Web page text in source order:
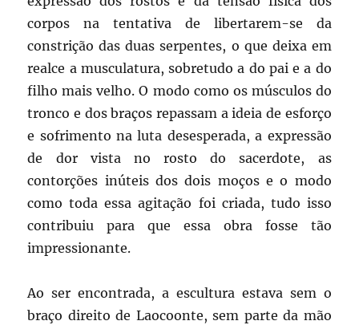
corpos na tentativa de libertarem-se da
constrição das duas serpentes, o que deixa em
realce a musculatura, sobretudo a do pai e a do
filho mais velho. O modo como os músculos do
tronco e dos braços repassam a ideia de esforço
e sofrimento na luta desesperada, a expressão
de dor vista no rosto do sacerdote, as
contorções inúteis dos dois moços e o modo
como toda essa agitação foi criada, tudo isso
contribuiu para que essa obra fosse tão
impressionante.
Ao ser encontrada, a escultura estava sem o
braço direito de Laocoonte, sem parte da mão